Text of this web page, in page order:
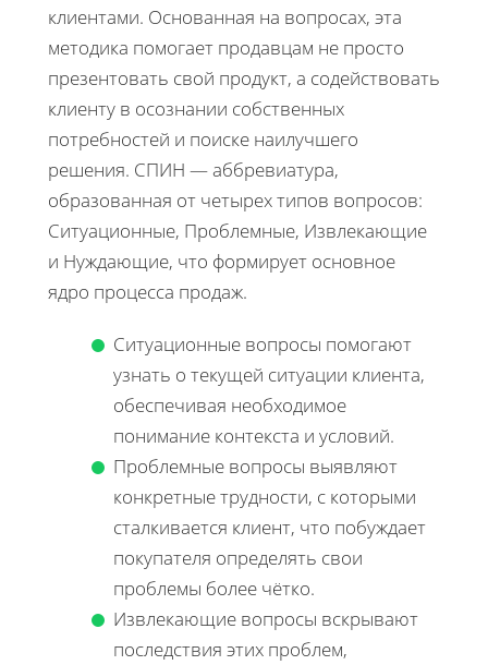
клиентами. Основанная на вопросах, эта
методика помогает продавцам не просто
презентовать свой продукт, а содействовать
клиенту в осознании собственных
потребностей и поиске наилучшего
решения. СПИН — аббревиатура,
образованная от четырех типов вопросов:
Ситуационные, Проблемные, Извлекающие
и Нуждающие, что формирует основное
ядро процесса продаж.
Ситуационные вопросы помогают
узнать о текущей ситуации клиента,
обеспечивая необходимое
понимание контекста и условий.
Проблемные вопросы выявляют
конкретные трудности, с которыми
сталкивается клиент, что побуждает
покупателя определять свои
проблемы более чётко.
Извлекающие вопросы вскрывают
последствия этих проблем,